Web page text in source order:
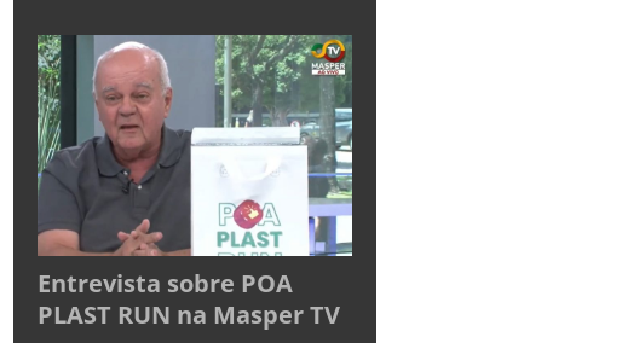
Entrevista sobre POA
PLAST RUN na Masper TV